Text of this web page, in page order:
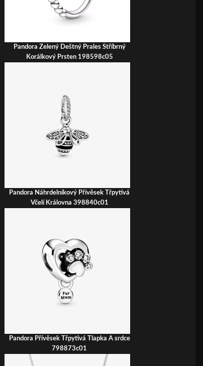
Pandora Zelený Deštný Prales Stříbrný
Korálkový Prsten 198598c05
Pandora Náhrdelníkový Přívěsek Třpytivá
Včelí Královna 398840c01
Pandora Přívěsek Třpytivá Tlapka A srdce
798873c01